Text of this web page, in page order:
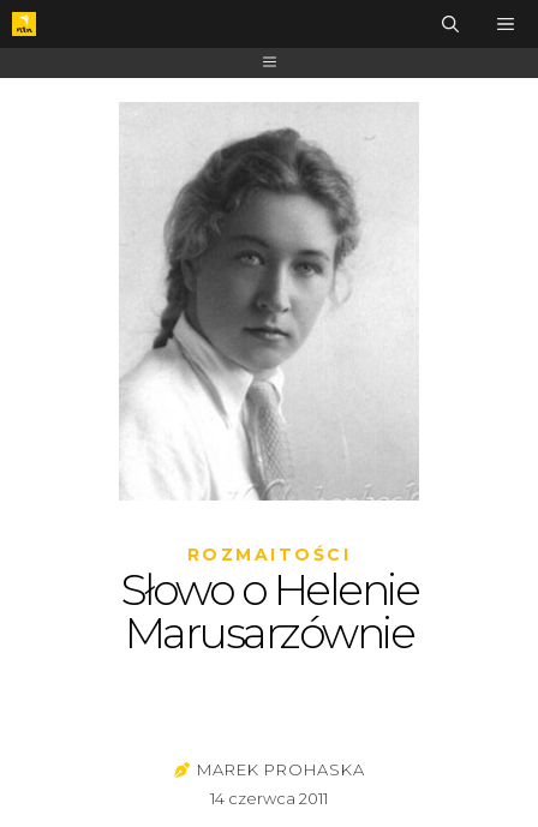
ROZMAITOŚCI
Słowo o Helenie
Marusarzównie
MAREK PROHASKA
14 czerwca 2011